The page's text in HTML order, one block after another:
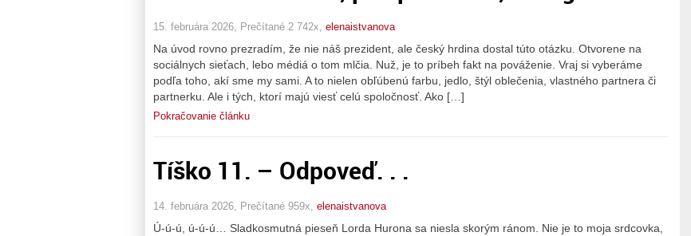
15. februára 2026, Prečítané 2 742x, elenaistvanova
Na úvod rovno prezradím, že nie náš prezident, ale český hrdina dostal túto otázku. Otvorene na
sociálnych sieťach, lebo médiá o tom mlčia. Nuž, je to príbeh fakt na pováženie. Vraj si vyberáme
podľa toho, akí sme my sami. A to nielen obľúbenú farbu, jedlo, štýl oblečenia, vlastného partnera či
partnerku. Ale i tých, ktorí majú viesť celú spoločnosť. Ako […]
Pokračovanie článku
Tíško 11. – Odpoveď. . .
14. februára 2026, Prečítané 959x, elenaistvanova
Ú-ú-ú, ú-ú-ú… Sladkosmutná pieseň Lorda Hurona sa niesla skorým ránom. Nie je to moja srdcovka,